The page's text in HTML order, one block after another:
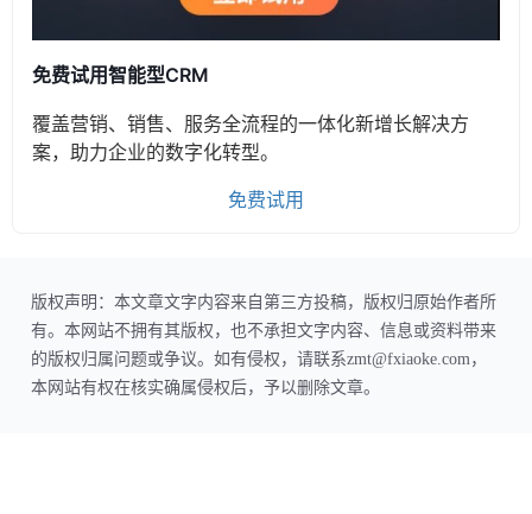
免费试用智能型CRM
覆盖营销、销售、服务全流程的一体化新增长解决方
案，助力企业的数字化转型。
免费试用
版权声明：本文章文字内容来自第三方投稿，版权归原始作者所
有。本网站不拥有其版权，也不承担文字内容、信息或资料带来
的版权归属问题或争议。如有侵权，请联系zmt@fxiaoke.com，
本网站有权在核实确属侵权后，予以删除文章。